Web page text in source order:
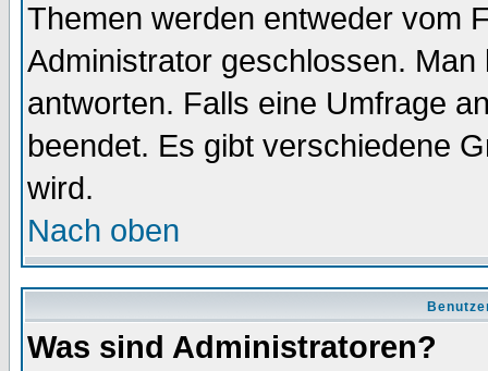
Themen werden entweder vom
Administrator geschlossen.
antworten. Falls eine Umfrage
beendet. Es gibt verschiedene
wird.
Nach oben
Was sind Administratoren?